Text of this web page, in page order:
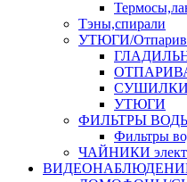
Тэны,спирали
УТЮГИ/
СУШИЛКИ
УТЮГИ
ФИЛЬТРЫ
Фильтры
ЧАЙНИКИ